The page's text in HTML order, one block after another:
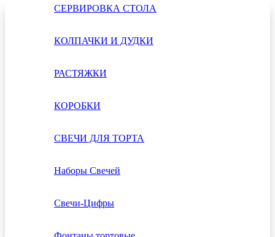
СЕРВИРОВКА СТОЛА
КОЛПАЧКИ И ДУДКИ
РАСТЯЖКИ
КОРОБКИ
СВЕЧИ ДЛЯ ТОРТА
Наборы Свечей
Свечи-Цифры